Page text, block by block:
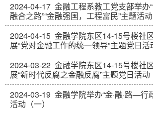
2024-04-17 金融工程系教工党支部举
融合之路”“金融强国，工程富民”主题活动
2024-04-15 金融学院东区14-15号楼社
展“党对金融工作的统一领导”主题党日活
2024-03-22 金融学院东区14-15号楼社
展“新时代反腐之金融反腐”主题党日活动
2024-03-19 金融学院举办“金·融·路—行
活动（一）